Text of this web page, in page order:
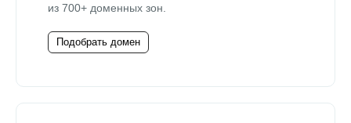
из 700+ доменных зон.
Подобрать домен